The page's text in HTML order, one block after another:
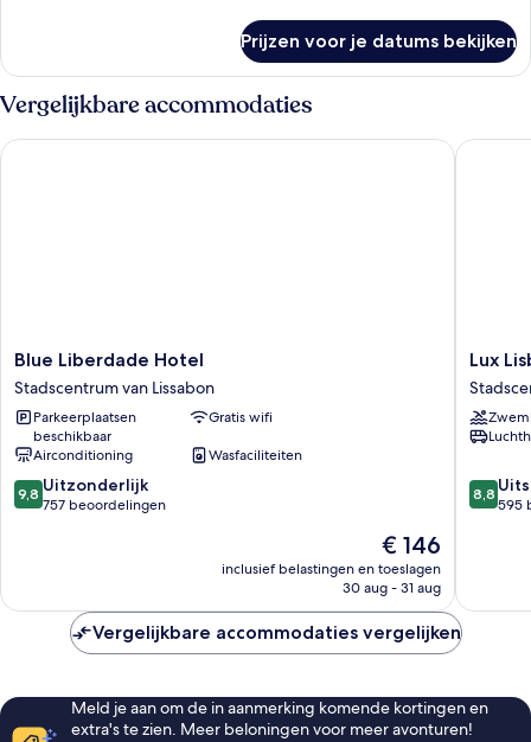
suite,
op
Prijzen voor je datums bekijken
Vergelijkbare accommodaties
Blue
Liberdade
Hotel
Stadscentrum
van
Lissabon
Blue Liberdade Hotel
Stadscentrum van Lissabon
Parkeerplaatsen
beschikbaar
Gratis wifi
Airconditioning
Wasfaciliteiten
9.8
van
9,8 Uitzonderlijk
757 beoordelingen
De
prijs
is
€ 146
inclusief belastingen en toeslagen
30 aug - 31 aug
Blue Liberdade Hotel
Lux
Lisboa
Park
van
Lux
8.8
van
8,8
595
Lux
Vergelijkbare accommodaties vergelijken
Meld je aan om de in aanmerking komende kortingen en
extra's te zien. Meer beloningen voor meer avonturen!